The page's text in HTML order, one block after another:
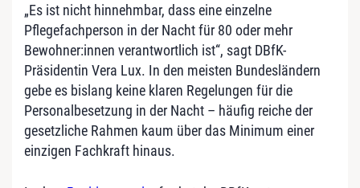
„Es ist nicht hinnehmbar, dass eine einzelne
Pflegefachperson in der Nacht für 80 oder mehr
Bewohner:innen verantwortlich ist“, sagt DBfK-
Präsidentin Vera Lux. In den meisten Bundesländern
gebe es bislang keine klaren Regelungen für die
Personalbesetzung in der Nacht – häufig reiche der
gesetzliche Rahmen kaum über das Minimum einer
einzigen Fachkraft hinaus.